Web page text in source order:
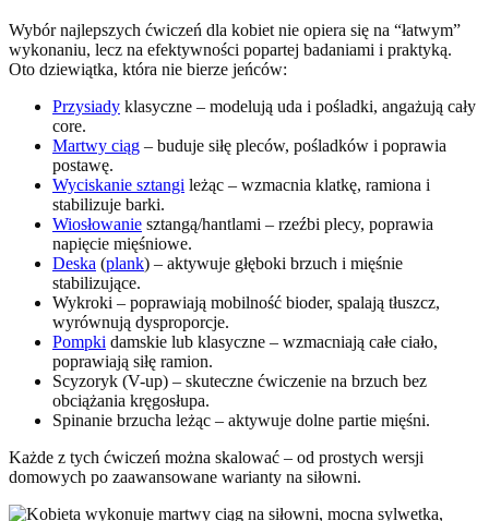
Wybór najlepszych ćwiczeń dla kobiet nie opiera się na “łatwym”
wykonaniu, lecz na efektywności popartej badaniami i praktyką.
Oto dziewiątka, która nie bierze jeńców:
Przysiady klasyczne – modelują uda i pośladki, angażują cały
core.
Martwy ciąg – buduje siłę pleców, pośladków i poprawia
postawę.
Wyciskanie sztangi leżąc – wzmacnia klatkę, ramiona i
stabilizuje barki.
Wiosłowanie sztangą/hantlami – rzeźbi plecy, poprawia
napięcie mięśniowe.
Deska (plank) – aktywuje głęboki brzuch i mięśnie
stabilizujące.
Wykroki – poprawiają mobilność bioder, spalają tłuszcz,
wyrównują dysproporcje.
Pompki damskie lub klasyczne – wzmacniają całe ciało,
poprawiają siłę ramion.
Scyzoryk (V-up) – skuteczne ćwiczenie na brzuch bez
obciążania kręgosłupa.
Spinanie brzucha leżąc – aktywuje dolne partie mięśni.
Każde z tych ćwiczeń można skalować – od prostych wersji
domowych po zaawansowane warianty na siłowni.